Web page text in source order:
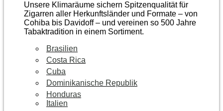
Unsere Klimaräume sichern Spitzenqualität für
Zigarren aller Herkunftsländer und Formate – von
Cohiba bis Davidoff – und vereinen so 500 Jahre
Tabaktradition in einem Sortiment.
Brasilien
Costa Rica
Cuba
Dominikanische Republik
Honduras
Italien